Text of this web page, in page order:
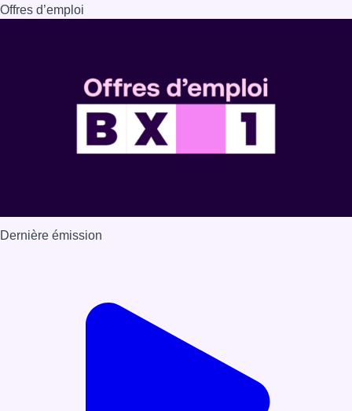
Offres d’emploi
Dernière émission